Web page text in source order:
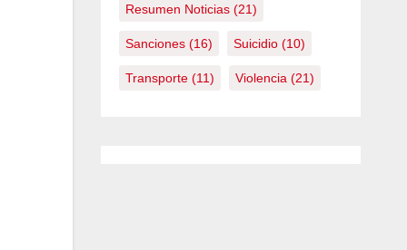
Resumen Noticias(21)
Sanciones(16) Suicidio(10)
Transporte(11) Violencia (21)